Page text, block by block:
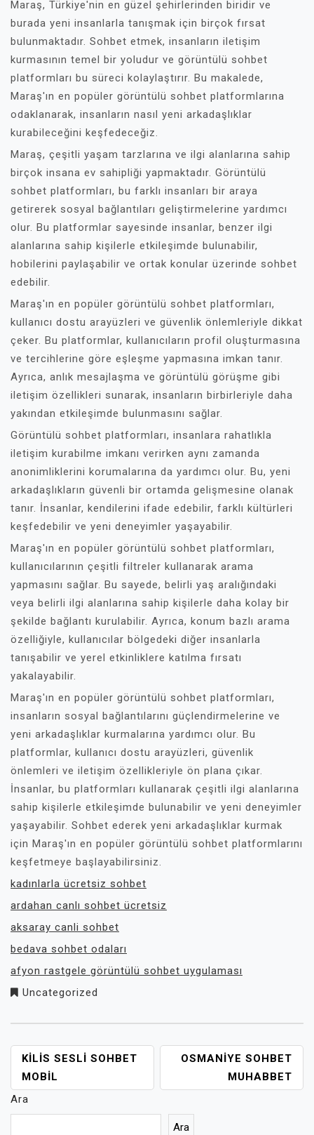
Maraş, Türkiye'nin en güzel şehirlerinden biridir ve
burada yeni insanlarla tanışmak için birçok fırsat
bulunmaktadır. Sohbet etmek, insanların iletişim
kurmasının temel bir yoludur ve görüntülü sohbet
platformları bu süreci kolaylaştırır. Bu makalede,
Maraş'ın en popüler görüntülü sohbet platformlarına
odaklanarak, insanların nasıl yeni arkadaşlıklar
kurabileceğini keşfedeceğiz.
Maraş, çeşitli yaşam tarzlarına ve ilgi alanlarına sahip
birçok insana ev sahipliği yapmaktadır. Görüntülü
sohbet platformları, bu farklı insanları bir araya
getirerek sosyal bağlantıları geliştirmelerine yardımcı
olur. Bu platformlar sayesinde insanlar, benzer ilgi
alanlarına sahip kişilerle etkileşimde bulunabilir,
hobilerini paylaşabilir ve ortak konular üzerinde sohbet
edebilir.
Maraş'ın en popüler görüntülü sohbet platformları,
kullanıcı dostu arayüzleri ve güvenlik önlemleriyle dikkat
çeker. Bu platformlar, kullanıcıların profil oluşturmasına
ve tercihlerine göre eşleşme yapmasına imkan tanır.
Ayrıca, anlık mesajlaşma ve görüntülü görüşme gibi
iletişim özellikleri sunarak, insanların birbirleriyle daha
yakından etkileşimde bulunmasını sağlar.
Görüntülü sohbet platformları, insanlara rahatlıkla
iletişim kurabilme imkanı verirken aynı zamanda
anonimliklerini korumalarına da yardımcı olur. Bu, yeni
arkadaşlıkların güvenli bir ortamda gelişmesine olanak
tanır. İnsanlar, kendilerini ifade edebilir, farklı kültürleri
keşfedebilir ve yeni deneyimler yaşayabilir.
Maraş'ın en popüler görüntülü sohbet platformları,
kullanıcılarının çeşitli filtreler kullanarak arama
yapmasını sağlar. Bu sayede, belirli yaş aralığındaki
veya belirli ilgi alanlarına sahip kişilerle daha kolay bir
şekilde bağlantı kurulabilir. Ayrıca, konum bazlı arama
özelliğiyle, kullanıcılar bölgedeki diğer insanlarla
tanışabilir ve yerel etkinliklere katılma fırsatı
yakalayabilir.
Maraş'ın en popüler görüntülü sohbet platformları,
insanların sosyal bağlantılarını güçlendirmelerine ve
yeni arkadaşlıklar kurmalarına yardımcı olur. Bu
platformlar, kullanıcı dostu arayüzleri, güvenlik
önlemleri ve iletişim özellikleriyle ön plana çıkar.
İnsanlar, bu platformları kullanarak çeşitli ilgi alanlarına
sahip kişilerle etkileşimde bulunabilir ve yeni deneyimler
yaşayabilir. Sohbet ederek yeni arkadaşlıklar kurmak
için Maraş'ın en popüler görüntülü sohbet platformlarını
keşfetmeye başlayabilirsiniz.
kadınlarla ücretsiz sohbet
ardahan canlı sohbet ücretsiz
aksaray canli sohbet
bedava sohbet odaları
afyon rastgele görüntülü sohbet uygulaması
Uncategorized
YAZI
GEZINMESI
KILIS SESLI SOHBET
MOBIL
OSMANIYE SOHBET
MUHABBET
Ara
Ara